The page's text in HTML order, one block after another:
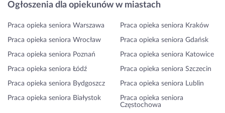
Ogłoszenia dla opiekunów w miastach
Praca opieka seniora Warszawa Praca opieka seniora Kraków
Praca opieka seniora Wrocław Praca opieka seniora Gdańsk
Praca opieka seniora Poznań Praca opieka seniora Katowice
Praca opieka seniora Łódź Praca opieka seniora Szczecin
Praca opieka seniora Bydgoszcz Praca opieka seniora Lublin
Praca opieka seniora Białystok
Praca opieka seniora
Częstochowa